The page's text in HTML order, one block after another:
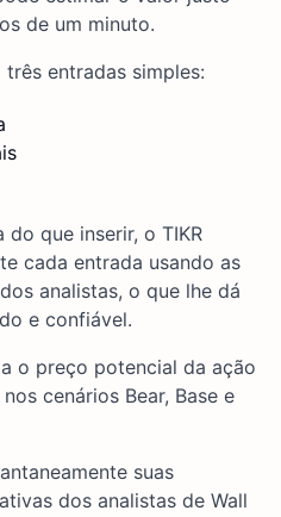
de um minuto.
entradas simples:
que inserir, o TIKR
cada entrada usando as
analistas, o que lhe dá
e confiável.
o preço potencial da ação
cenários Bear, Base e
suas
dos analistas de Wall